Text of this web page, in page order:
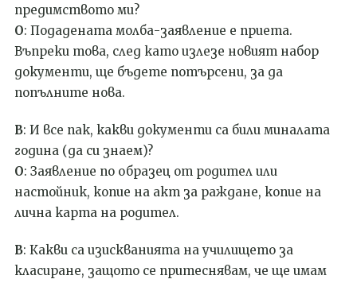
предимството ми?
О: Подадената молба-заявление е приета.
Въпреки това, след като излезе новият набор
документи, ще бъдете потърсени, за да
попълните нова.
В: И все пак, какви документи са били миналата
година (да си знаем)?
О: Заявление по образец от родител или
настойник, копие на акт за раждане, копие на
лична карта на родител.
В: Какви са изискванията на училището за
класиране, защото се притеснявам, че ще имам